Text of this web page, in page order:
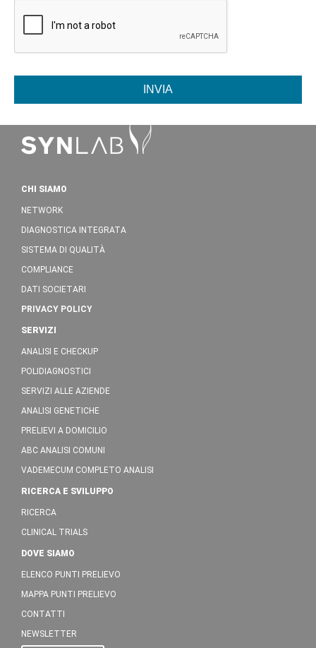
INVIA
CHI SIAMO
NETWORK
DIAGNOSTICA INTEGRATA
SISTEMA DI QUALITÀ
COMPLIANCE
DATI SOCIETARI
PRIVACY POLICY
SERVIZI
ANALISI E CHECKUP
POLIDIAGNOSTICI
SERVIZI ALLE AZIENDE
ANALISI GENETICHE
PRELIEVI A DOMICILIO
ABC ANALISI COMUNI
VADEMECUM COMPLETO ANALISI
RICERCA E SVILUPPO
RICERCA
CLINICAL TRIALS
DOVE SIAMO
ELENCO PUNTI PRELIEVO
MAPPA PUNTI PRELIEVO
CONTATTI
NEWSLETTER